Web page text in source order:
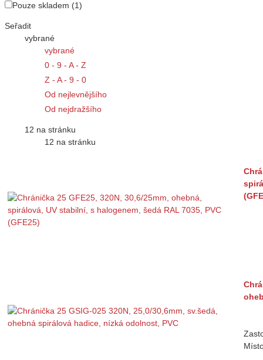
Pouze skladem (1)
Seřadit
vybrané
vybrané
0 - 9 - A - Z
Z - A - 9 - 0
Od nejlevnějšího
Od nejdražšího
12 na stránku
12 na stránku